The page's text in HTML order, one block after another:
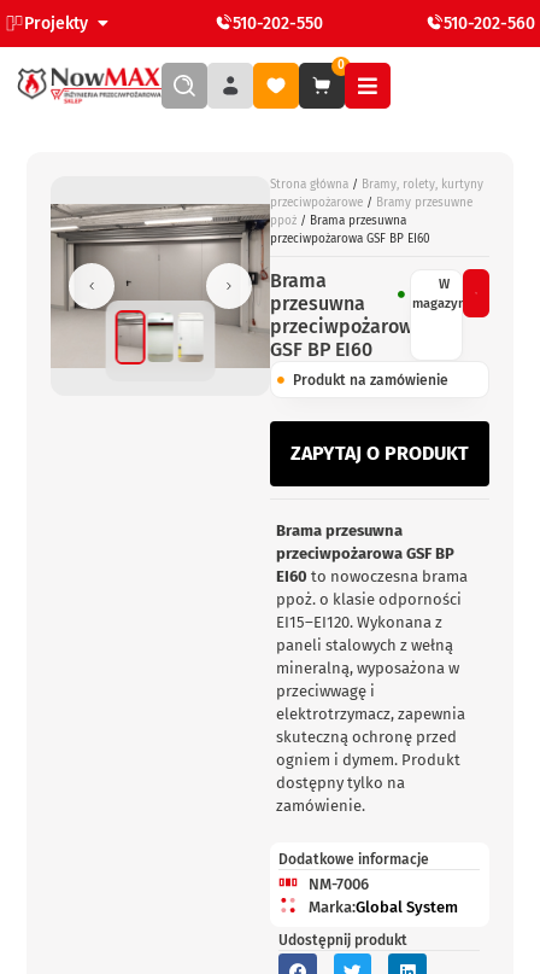
Projekty 510-202-550 510-202-560
0
Strona główna / Bramy, rolety, kurtyny
przeciwpożarowe / Bramy przesuwne
ppoż / Brama przesuwna
przeciwpożarowa GSF BP EI60
Brama
przesuwna
przeciwpożarowa
GSF BP EI60
W
magazynie
Produkt na zamówienie
ZAPYTAJ O PRODUKT
Brama przesuwna
przeciwpożarowa GSF BP
EI60 to nowoczesna brama
ppoż. o klasie odporności
EI15–EI120. Wykonana z
paneli stalowych z wełną
mineralną, wyposażona w
przeciwwagę i
elektrotrzymacz, zapewnia
skuteczną ochronę przed
ogniem i dymem. Produkt
dostępny tylko na
zamówienie.
Dodatkowe informacje
NM-7006
Marka:Global System
Udostępnij produkt